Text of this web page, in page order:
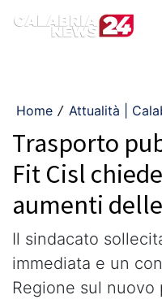
Home / Attualità |
Trasporto
Fit Cisl
aumenti
Il sindacato
immediata e un
Regione sul